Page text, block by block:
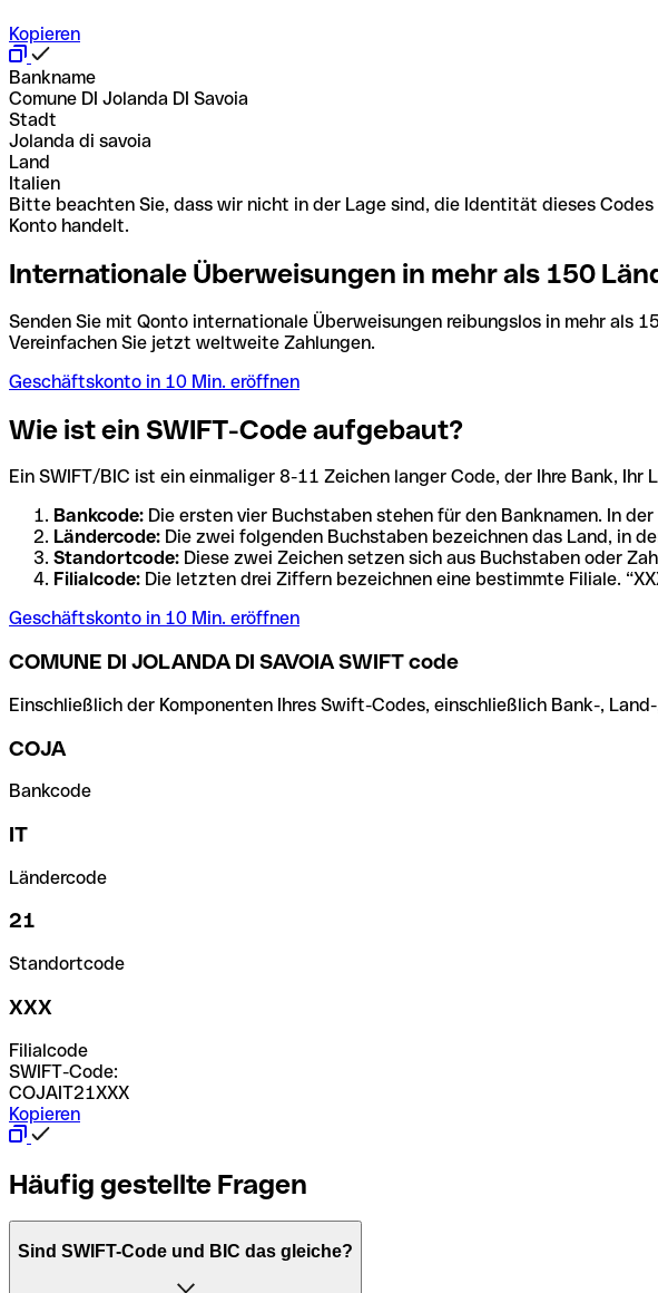
Kopieren
Bankname
Comune DI Jolanda DI Savoia
Stadt
Jolanda di savoia
Land
Italien
Bitte beachten Sie, dass wir nicht in der Lage sind, die Identität dieses
Konto handelt.
Internationale Überweisungen in mehr als 150
Senden Sie mit Qonto internationale Überweisungen reibungslos in mehr als
Vereinfachen Sie jetzt weltweite Zahlungen.
Geschäftskonto in 10 Min. eröffnen
Wie ist ein SWIFT-Code aufgebaut?
Ein SWIFT/BIC ist ein einmaliger 8-11 Zeichen langer Code, der Ihre Bank,
Bankcode: Die ersten vier Buchstaben stehen für den Banknamen. In
Ländercode: Die zwei folgenden Buchstaben bezeichnen das Land, in
Standortcode: Diese zwei Zeichen setzen sich aus Buchstaben oder
Filialcode: Die letzten drei Ziffern bezeichnen eine bestimmte Filiale.
Geschäftskonto in 10 Min. eröffnen
COMUNE DI JOLANDA DI SAVOIA SWIFT code
Einschließlich der Komponenten Ihres Swift-Codes, einschließlich Bank-,
COJA
Bankcode
IT
Ländercode
21
Standortcode
XXX
Filialcode
SWIFT-Code:
COJAIT21XXX
Kopieren
Häufig gestellte Fragen
Sind SWIFT-Code und BIC das gleiche?